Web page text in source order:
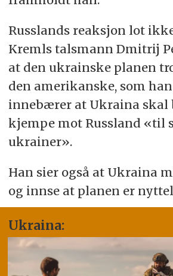
Russlands reaksjon lot
Kremls talsmann Dmitrij
at den ukrainske planen
den amerikanske, som
innebærer at Ukraina skal
kjempe mot Russland «til
ukrainer».
Han sier også at Ukraina
og innse at planen er
Ukraina: